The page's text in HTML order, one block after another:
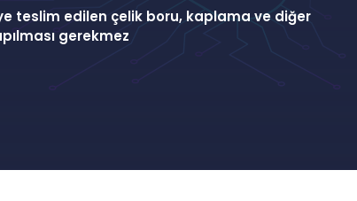
teslim edilen çelik boru, kaplama ve diğer
gerekmez